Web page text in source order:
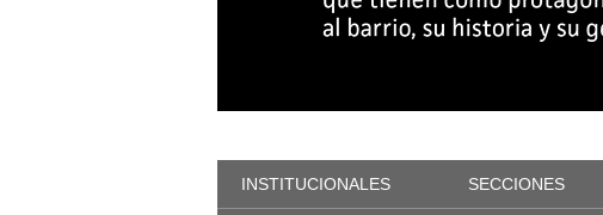
INSTITUCIONALES SECCIONES